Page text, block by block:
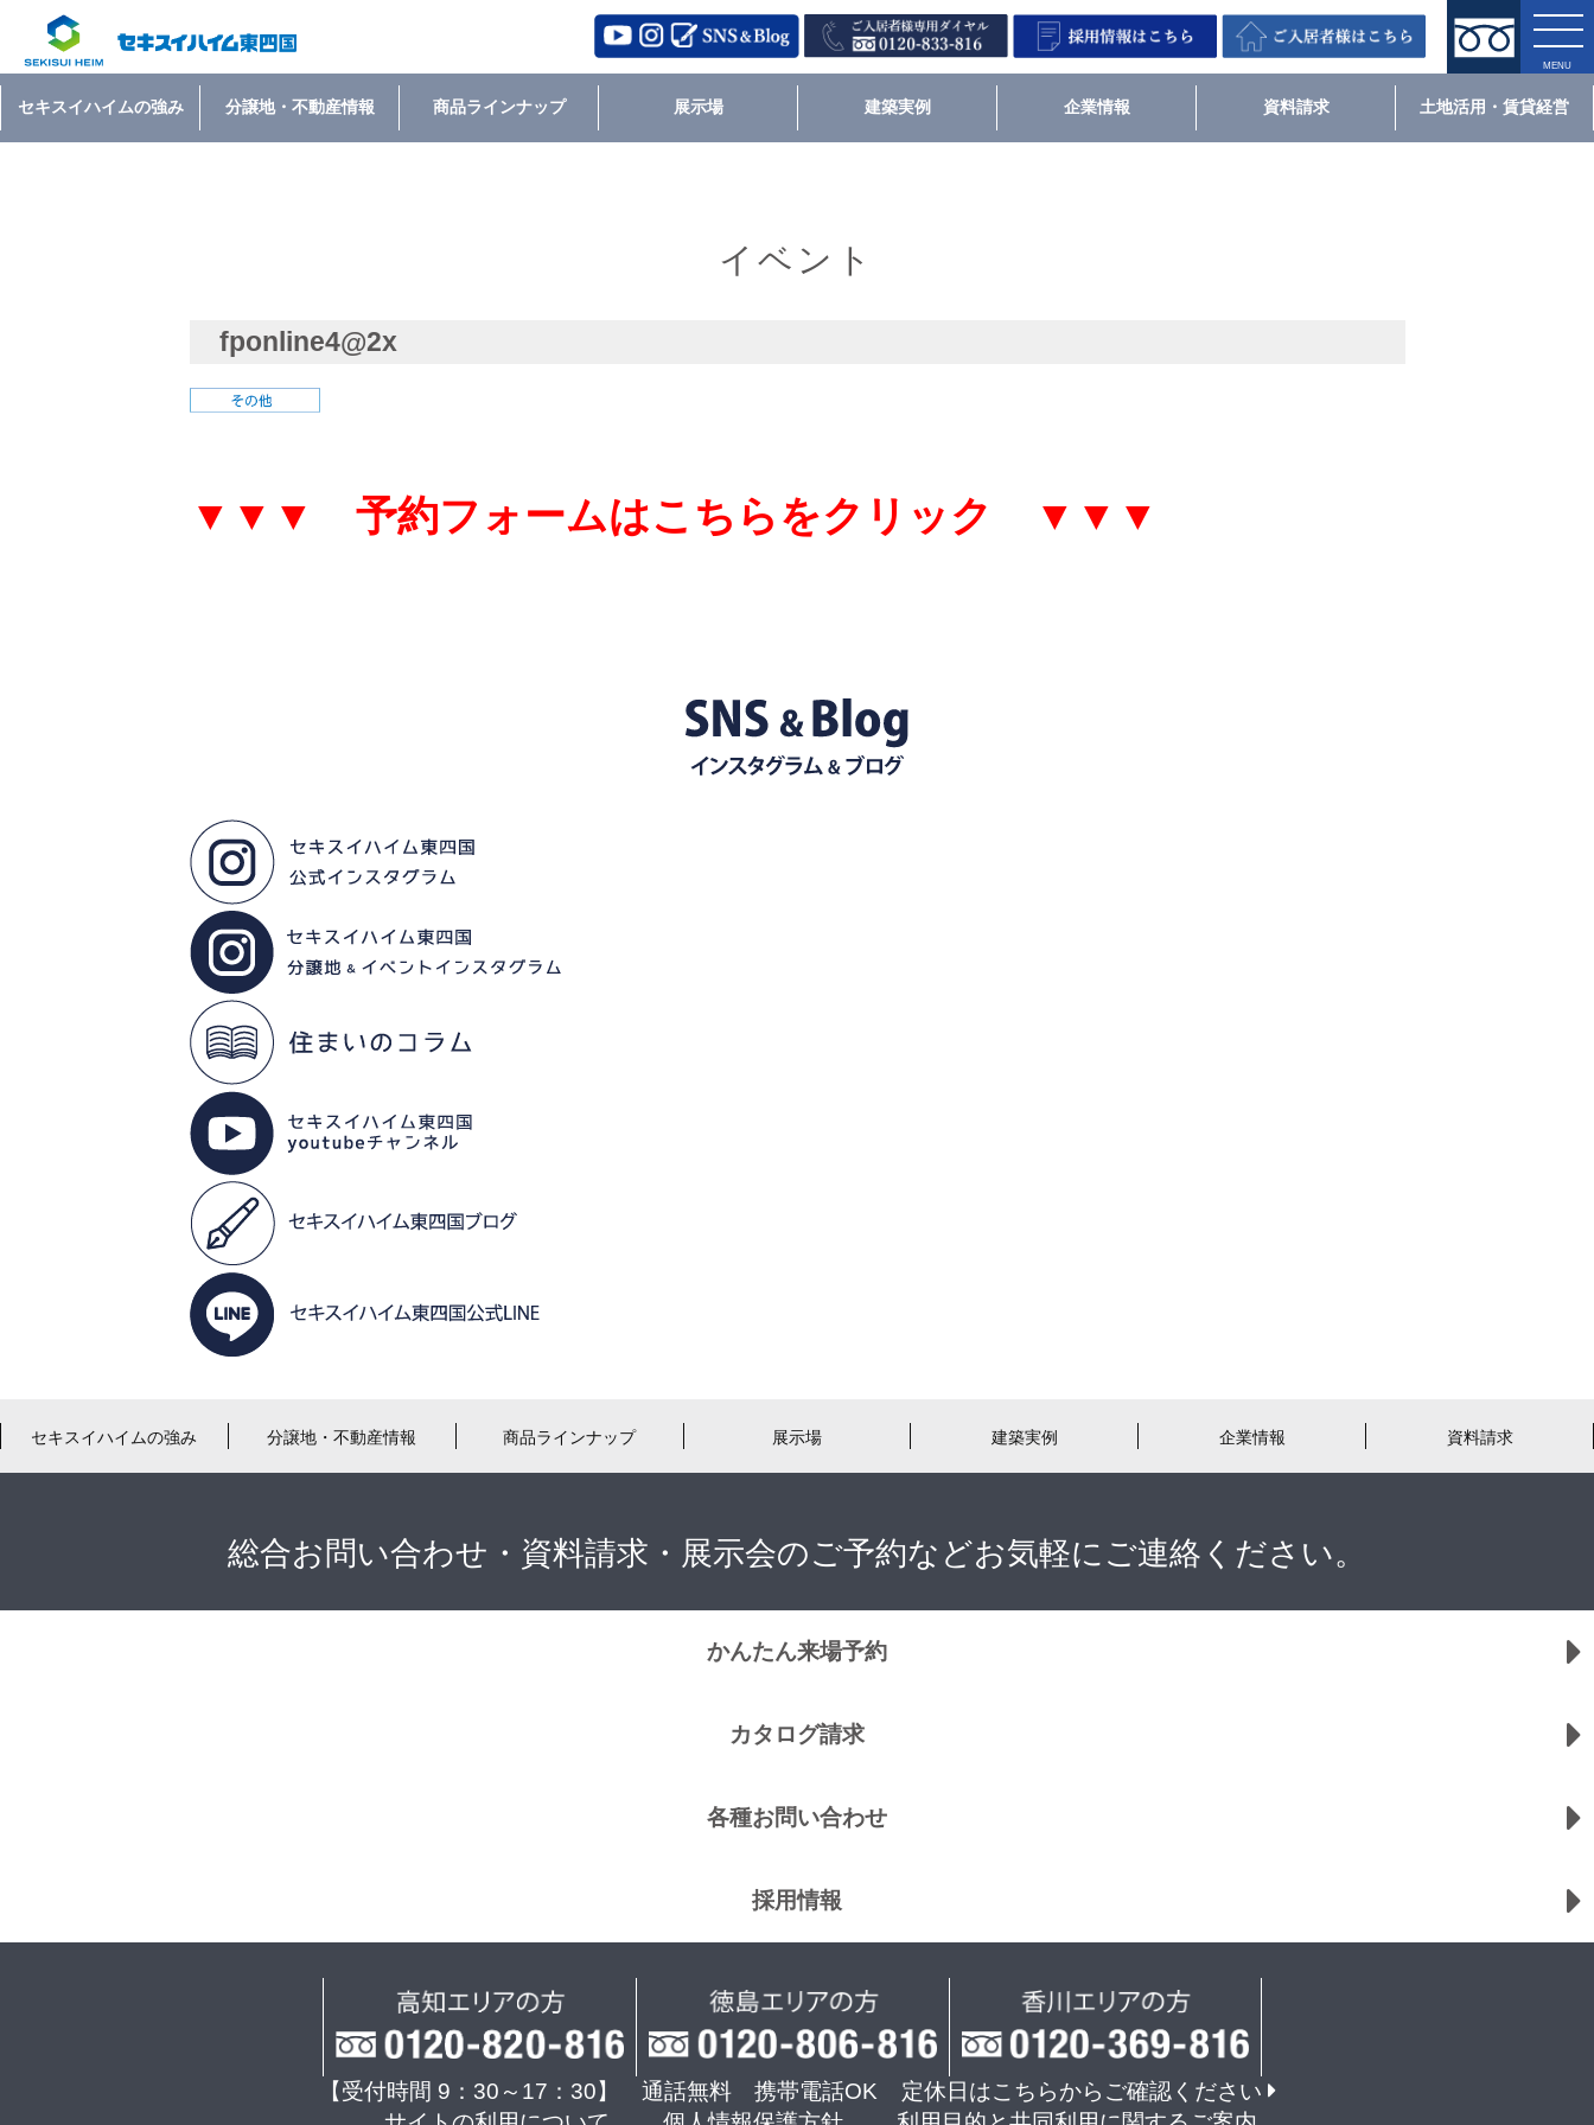
セキスイハイムの強み 分譲地・不動産情報 商品ラインナップ 展示場 建築実例 企業情報 資料請求 土地活用・賃貸経営
イベント
fponline4@2x
▼▼▼ 予約フォームはこちらをクリック ▼▼▼
セキスイハイムの強み 分譲地・不動産情報 商品ラインナップ 展示場 建築実例 企業情報 資料請求
総合お問い合わせ・資料請求・展示会のご予約などお気軽にご連絡ください。
かんたん来場予約
カタログ請求
各種お問い合わせ
採用情報
【受付時間 9：30～17：30】 通話無料 携帯電話OK
定休日はこちらからご確認ください